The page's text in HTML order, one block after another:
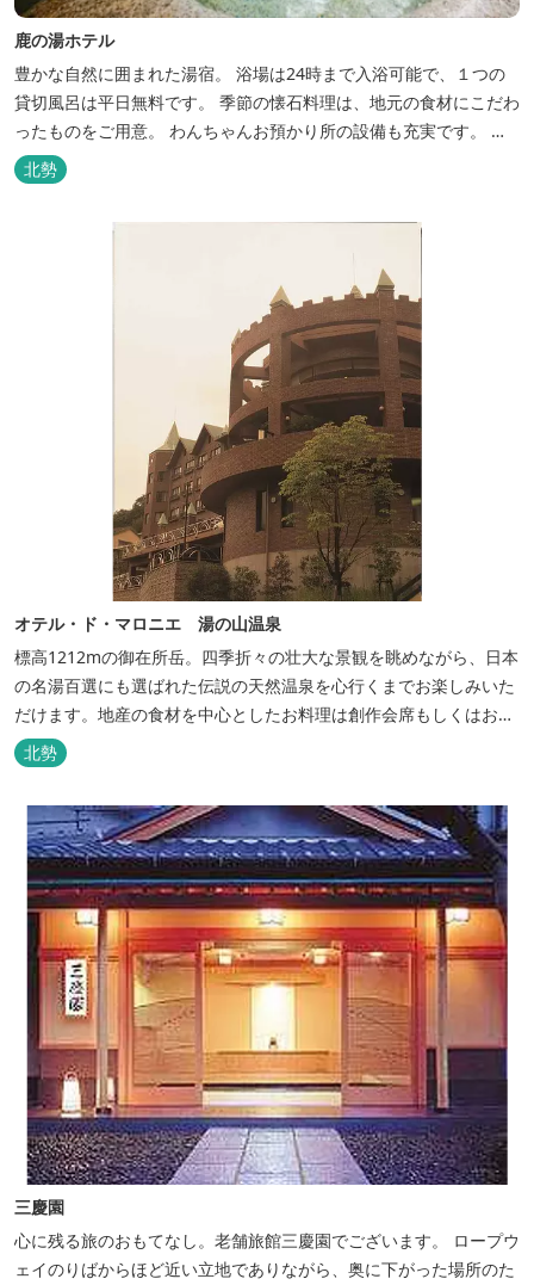
鹿の湯ホテル
豊かな自然に囲まれた湯宿。 浴場は24時まで入浴可能で、１つの
貸切風呂は平日無料です。 季節の懐石料理は、地元の食材にこだわ
ったものをご用意。 わんちゃんお預かり所の設備も充実です。 女
将手作りのお酢とカモシカソフトが人気です。 お食事処と大浴場の
脱衣所に最新の高機能換気設備を導入いたしました。
北勢
オテル・ド・マロニエ 湯の山温泉
標高1212mの御在所岳。四季折々の壮大な景観を眺めながら、日本
の名湯百選にも選ばれた伝説の天然温泉を心行くまでお楽しみいた
だけます。地産の食材を中心としたお料理は創作会席もしくはお箸
でもお楽しみいただける本格フレンチをお選びいただけ、会席・フ
レンチコースとも同じテーブルにてご賞味いただけます。また館内
やお食事は浴衣姿でお楽しみいただけます。ゆったり、気軽に安心
していただける会員制リゾートホ...
北勢
三慶園
心に残る旅のおもてなし。老舗旅館三慶園でございます。 ロープウ
ェイのりばからほど近い立地でありながら、奥に下がった場所のた